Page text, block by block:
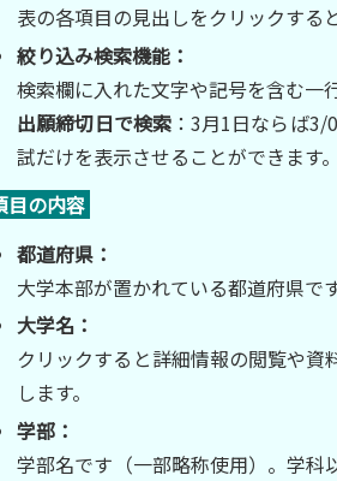
表の各項目の見出しをクリックする
絞り込み検索機能：
検索欄に入れた文字や記号を含む一
出願締切日で検索：3月1日ならば3/
試だけを表示させることができます。
目の内容
都道府県：
大学本部が置かれている都道府県です
大学名：
クリックすると詳細情報の閲覧や資
します。
学部：
学部名です（一部略称使用）。学科